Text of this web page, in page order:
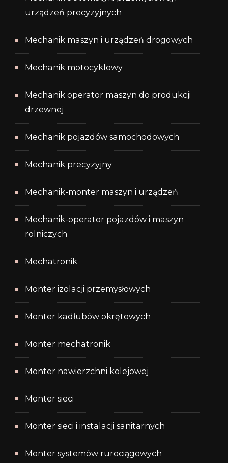
urządzeń precyzyjnych
Mechanik maszyn i urządzeń drogowych
Mechanik motocyklowy
Mechanik operator maszyn do produkcji
drzewnej
Mechanik pojazdów samochodowych
Mechanik precyzyjny
Mechanik-monter maszyn i urządzeń
Mechanik-operator pojazdów i maszyn
rolniczych
Mechatronik
Monter izolacji przemysłowych
Monter kadłubów okrętowych
Monter mechatronik
Monter nawierzchni kolejowej
Monter sieci
Monter sieci i instalacji sanitarnych
Monter systemów rurociągowych